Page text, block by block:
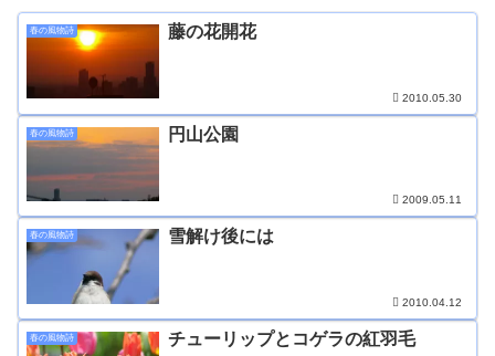
春の風物詩 藤の花開花
2010.05.30
春の風物詩 円山公園
2009.05.11
春の風物詩 雪解け後には
2010.04.12
春の風物詩 チューリップとコゲラの紅羽毛